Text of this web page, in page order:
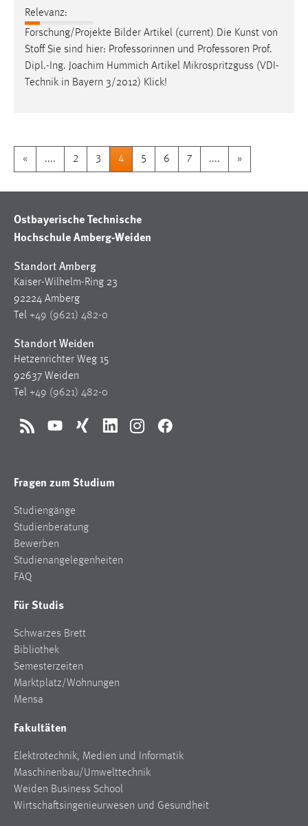
Relevanz:
Forschung/Projekte Bilder Artikel (current) Die Kunst von
Stoff Sie sind hier: Professorinnen und Professoren Prof.
Dipl.-Ing. Joachim Hummich Artikel Mikrospritzguss (VDI-
Technik in Bayern 3/2012) Klick!
« .... 2 3 4 5 6 7 .... »
Ostbayerische Technische
Hochschule Amberg-Weiden
Standort Amberg
Kaiser-Wilhelm-Ring 23
92224 Amberg
Tel +49 (9621) 482-0
Standort Weiden
Hetzenrichter Weg 15
92637 Weiden
Tel +49 (9621) 482-0
RSS YouTubeXing LinkedInInstagramFacebook
Fragen zum Studium
Studiengänge
Studienberatung
Bewerben
Studienangelegenheiten
FAQ
Für Studis
Schwarzes Brett
Bibliothek
Semesterzeiten
Marktplatz/Wohnungen
Mensa
Fakultäten
Elektrotechnik, Medien und Informatik
Maschinenbau/Umwelttechnik
Weiden Business School
Wirtschaftsingenieurwesen und Gesundheit